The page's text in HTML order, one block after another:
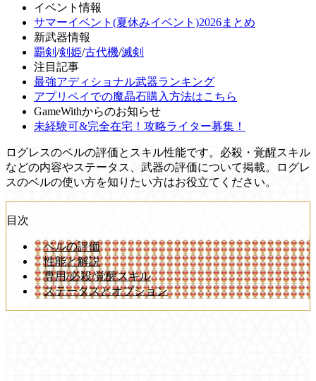
イベント情報
サマーイベント(夏休みイベント)2026まとめ
新武器情報
覇剣 /剣姫/古代機/滅剣
注目記事
最強アディショナル武器ランキング
アプリペイでの魔晶石購入方法はこちら
GameWithからのお知らせ
未経験可&完全在宅！攻略ライター募集！
ログレスのベルの評価とスキル性能です。必殺・覚醒スキル
などの内容やステータス、武器の評価について掲載。ログレ
スのベルの使い方を知りたい方はお役立てください。
目次
ベルの評価
性能と解説
専用/必殺/覚醒スキル
ステータスとオプション